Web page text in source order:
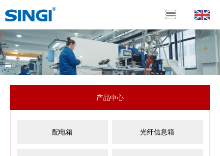
产品中心
配电箱 光纤信息箱